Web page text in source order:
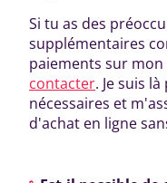
Si tu as des
supplémentaires
paiements sur
contacter. Je suis
nécessaires et
d'achat en ligne